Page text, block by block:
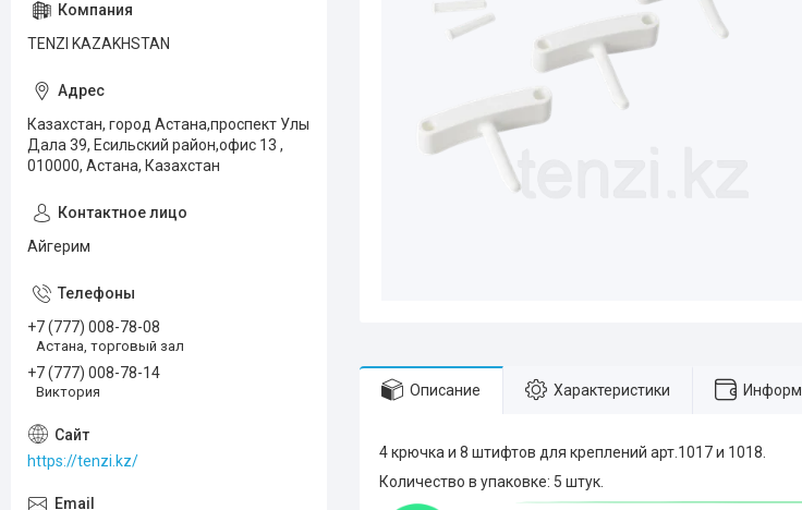
Описание Характеристики
4 крючка и 8 штифтов для креплений арт.1017 и 1018.
Количество в упаковке: 5 штук.
TENZI KAZAKHSTAN
Казахстан, город Астана,проспект Улы
Дала 39, Есильский район,офис 13 ,
010000, Астана, Казахстан
Айгерим
+7 (777) 008-78-08
Астана, торговый зал
+7 (777) 008-78-14
Виктория
https://tenzi.kz/